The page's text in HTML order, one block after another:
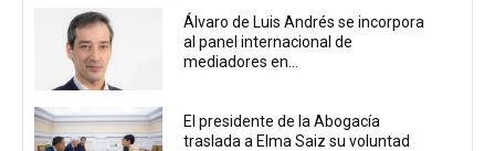
Álvaro de Luis Andrés se incorpora
al panel internacional de
mediadores en...
El presidente de la Abogacía
traslada a Elma Saiz su voluntad